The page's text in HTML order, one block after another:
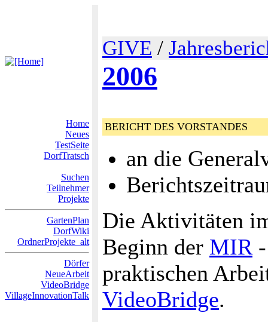
GIVE /
2006
Home
Neues
TestSeite
DorfTratsch
Suchen
Teilnehmer
Projekte
GartenPlan
DorfWiki
OrdnerProjekte_alt
Dörfer
NeueArbeit
VideoBridge
VillageInnovationTalk
BERICHT DES VORSTANDES
an die
Die Aktivitäten
Beginn der MIR
praktischen
VideoBridge.